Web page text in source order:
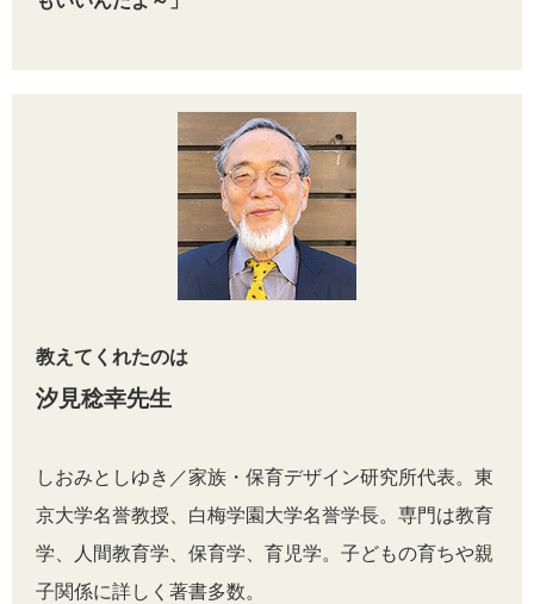
教えてくれたのは
汐見稔幸先生
しおみとしゆき／家族・保育デザイン研究所代表。東
京大学名誉教授、白梅学園大学名誉学長。専門は教育
学、人間教育学、保育学、育児学。子どもの育ちや親
子関係に詳しく著書多数。